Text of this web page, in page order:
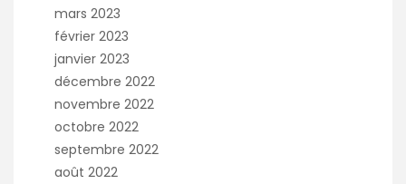
mars 2023
février 2023
janvier 2023
décembre 2022
novembre 2022
octobre 2022
septembre 2022
août 2022